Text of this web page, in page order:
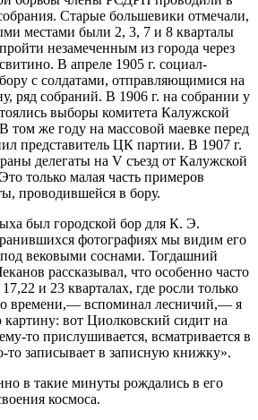
Старые большевики отмечали,
местами были 2, 3, 7 и 8 кварталы
незамеченным из города через
В апреле 1905 г. социал-
с солдатами, отправляющимися на
ряд собраний. В 1906 г. на собрании у
выборы комитета Калужской
же году на массовой маевке перед
представитель ЦК партии. В 1907 г.
делегаты на V съезд от Калужской
только малая часть примеров
проводившейся в бору.
был городской бор для К. Э.
фотографиях мы видим его
вековыми соснами. Тогдашний
рассказывал, что особенно часто
и 23 кварталах, где росли только
времени,— вспоминал лесничий,— я
вот Циолковский сидит на
то прислушивается, всматривается в
то записывает в записную книжку».
в такие минуты рождались в его
космоса.